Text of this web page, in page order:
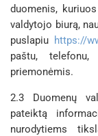
duomenis,
valdytojo biurą,
puslapiu https://
paštu,
priemonėmis.
2.3 Duomenų
pateiktą
nurodytiems